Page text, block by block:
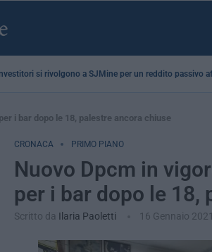
si rivolgono a SJMine per un reddito passivo
i bar dopo le 18, palestre ancora chiuse
CRONACA PRIMO PIANO
Nuovo Dpcm in
per i bar dopo le 18,
Scritto da Ilaria Paoletti 16 Gennaio 2021